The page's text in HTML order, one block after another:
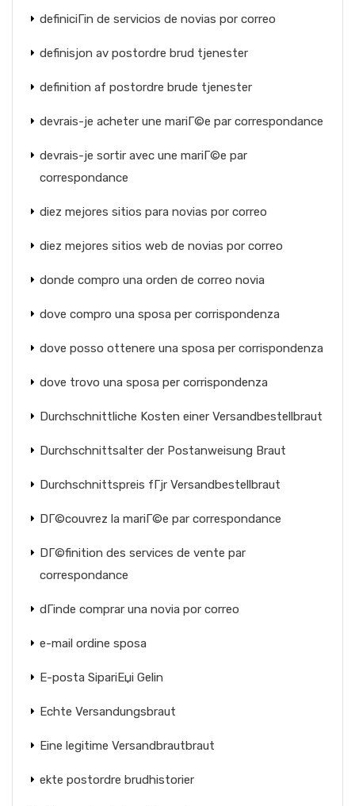
definiciГіn de servicios de novias por correo
definisjon av postordre brud tjenester
definition af postordre brude tjenester
devrais-je acheter une mariГ©e par correspondance
devrais-je sortir avec une mariГ©e par
correspondance
diez mejores sitios para novias por correo
diez mejores sitios web de novias por correo
donde compro una orden de correo novia
dove compro una sposa per corrispondenza
dove posso ottenere una sposa per corrispondenza
dove trovo una sposa per corrispondenza
Durchschnittliche Kosten einer Versandbestellbraut
Durchschnittsalter der Postanweisung Braut
Durchschnittspreis fГјr Versandbestellbraut
DГ©couvrez la mariГ©e par correspondance
DГ©finition des services de vente par
correspondance
dГіnde comprar una novia por correo
e-mail ordine sposa
E-posta SipariЕџi Gelin
Echte Versandungsbraut
Eine legitime Versandbrautbraut
ekte postordre brudhistorier